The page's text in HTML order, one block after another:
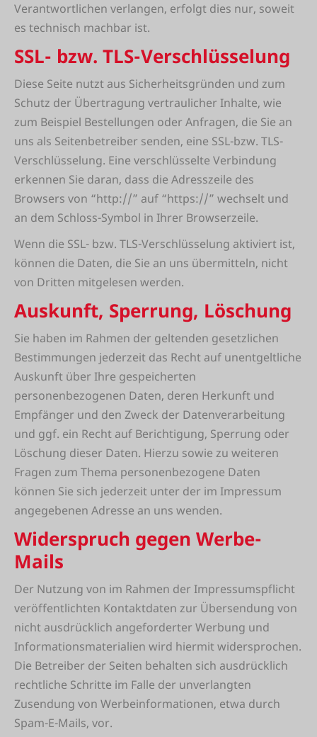
Verantwortlichen verlangen, erfolgt dies nur, soweit
es technisch machbar ist.
SSL- bzw. TLS-Verschlüsselung
Diese Seite nutzt aus Sicherheitsgründen und zum
Schutz der Übertragung vertraulicher Inhalte, wie
zum Beispiel Bestellungen oder Anfragen, die Sie an
uns als Seitenbetreiber senden, eine SSL-bzw. TLS-
Verschlüsselung. Eine verschlüsselte Verbindung
erkennen Sie daran, dass die Adresszeile des
Browsers von “http://” auf “https://” wechselt und
an dem Schloss-Symbol in Ihrer Browserzeile.
Wenn die SSL- bzw. TLS-Verschlüsselung aktiviert ist,
können die Daten, die Sie an uns übermitteln, nicht
von Dritten mitgelesen werden.
Auskunft, Sperrung, Löschung
Sie haben im Rahmen der geltenden gesetzlichen
Bestimmungen jederzeit das Recht auf unentgeltliche
Auskunft über Ihre gespeicherten
personenbezogenen Daten, deren Herkunft und
Empfänger und den Zweck der Datenverarbeitung
und ggf. ein Recht auf Berichtigung, Sperrung oder
Löschung dieser Daten. Hierzu sowie zu weiteren
Fragen zum Thema personenbezogene Daten
können Sie sich jederzeit unter der im Impressum
angegebenen Adresse an uns wenden.
Widerspruch gegen Werbe-
Mails
Der Nutzung von im Rahmen der Impressumspflicht
veröffentlichten Kontaktdaten zur Übersendung von
nicht ausdrücklich angeforderter Werbung und
Informationsmaterialien wird hiermit widersprochen.
Die Betreiber der Seiten behalten sich ausdrücklich
rechtliche Schritte im Falle der unverlangten
Zusendung von Werbeinformationen, etwa durch
Spam-E-Mails, vor.